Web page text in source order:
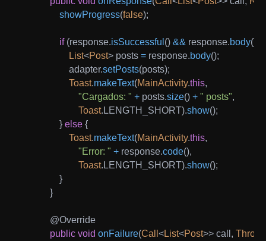
showProgress(false);
if (response.isSuccessful () && response.body()
List<Post> posts = response.body();
                    adapter
.setPosts(posts);
Toast.makeText(MainActivity.this,
"Cargados: " + posts.size() + " posts",
Toast. LENGTH_SHORT).show();
} else {
Toast.makeText(MainActivity.this,
"Error: " + response.code(),
Toast. LENGTH_SHORT).show();
}
}
@Override
public void onFailure(Call <List<Post>> call ,